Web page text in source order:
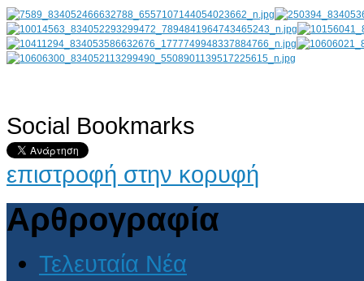
AdmirorGallery 4.5.0, author/s Vasiljevski& Kekeljevic
Social Bookmarks
επιστροφή στην κορυφή
Αρθρογραφία
Τελευταία Νέα